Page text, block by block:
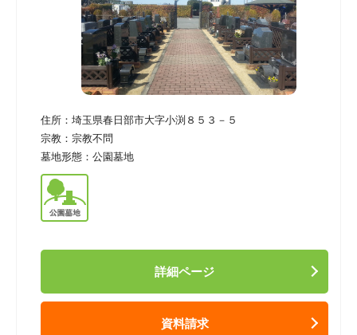
住所： 埼玉県春日部市大字小渕８５３－５
宗教： 宗教不問
墓地形態： 公園墓地
詳細ページ
資料請求